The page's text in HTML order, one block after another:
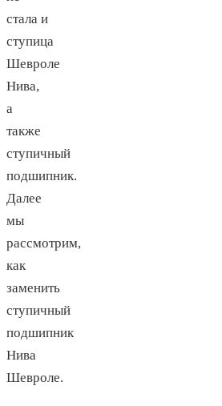
стала и
ступица
Шевроле
Нива,
а
также
ступичный
подшипник.
Далее
мы
рассмотрим,
как
заменить
ступичный
подшипник
Нива
Шевроле.